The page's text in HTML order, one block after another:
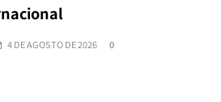
4 DE AGOSTO DE 2026 0